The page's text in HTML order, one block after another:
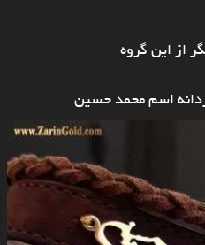
از این گروه
اسم محمد حسین